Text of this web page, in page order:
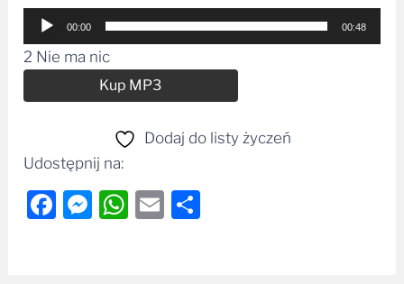
Odtwarzacz
plików
dźwiękowych
00:00 00:48
2 Nie ma nic
Kup MP3
Dodaj do listy życzeń
Udostępnij na:
Facebook
Messenger
WhatsApp
Email